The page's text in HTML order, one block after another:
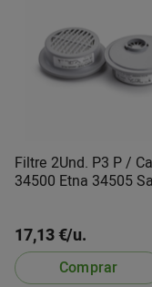
Filtre 2Und. P3 P /
34500 Etna 34505
17,13 €/u.
Comprar